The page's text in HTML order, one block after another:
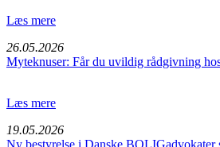
Læs mere
26.05.2026
Myteknuser: Får du uvildig rådgivning
Læs mere
19.05.2026
Ny bestyrelse i Danske BOLIGadvokater